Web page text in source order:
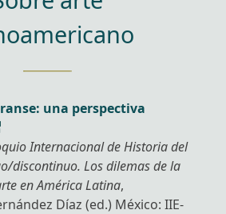
una perspectiva
Internacional de Historia del
discontinuo. Los dilemas de la
en América Latina,
Díaz (ed.) México: IIE-